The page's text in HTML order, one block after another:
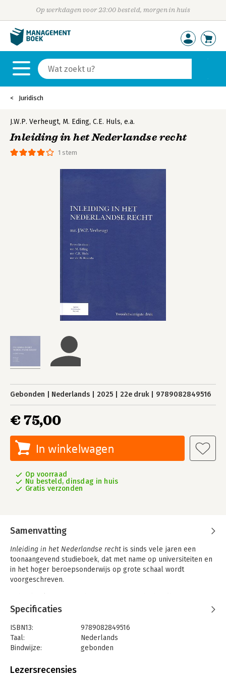
Op werkdagen voor 23:00 besteld, morgen in huis
Juridisch
1 stem
J.W.P. Verheugt, M. Eding, C.E. Huls, e.a.
Inleiding in het Nederlandse recht
Gebonden Nederlands 2025 22e druk 9789082849516
€ 75,00
In winkelwagen
Op voorraad
Nu besteld, dinsdag in huis
Gratis verzonden
Samenvatting
Inleiding in het Nederlandse recht is sinds vele jaren een
toonaangevend studieboek, dat met name op universiteiten en
in het hoger beroepsonderwijs op grote schaal wordt
voorgeschreven.
centrale plaats in. De eerste vijf hoofdstukken vormen een
inleiding in het systeem van het Nederlandse recht en in de
hoofdstukken 6 tot en met 14 worden de belangrijkste
rechtsgebieden besproken zoals het vermogensrecht,
burgerlijk procesrecht, ondernemingsrecht, arbeidsrecht en
over internationaal en Europees recht.
Specificaties
ISBN13:
9789082849516
Taal:
Nederlands
Bindwijze:
gebonden
Uitgever:
Lezersrecensies